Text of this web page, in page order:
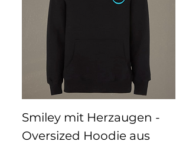
Smiley mit Herzaugen -
Oversized Hoodie aus